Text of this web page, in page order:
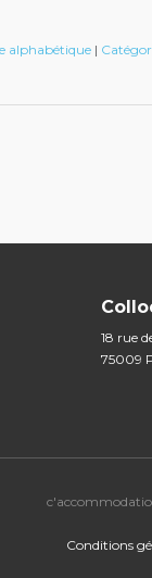
alphabétique|
18 rue
75009
Conditions